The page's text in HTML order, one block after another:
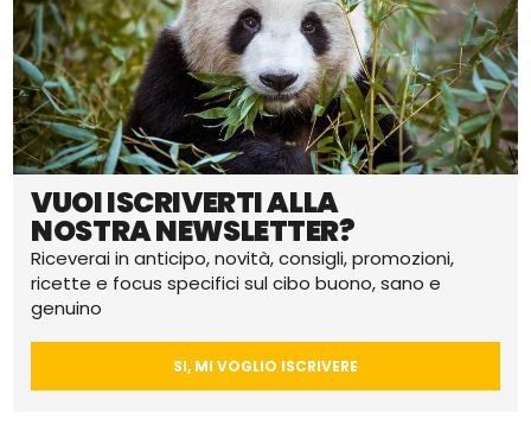
VUOI ISCRIVERTI ALLA
NOSTRA NEWSLETTER?
Riceverai in anticipo, novità, consigli, promozioni,
ricette e focus specifici sul cibo buono, sano e
genuino
SI, MI VOGLIO ISCRIVERE